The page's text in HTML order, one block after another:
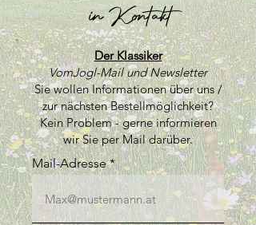
in Kontakt
Der Klassiker
VomJogl-Mail und Newsletter
Sie wollen Informationen über uns /
zur nächsten Bestellmöglichkeit?
Kein Problem - gerne informieren
wir Sie per Mail darüber.
Mail-Adresse